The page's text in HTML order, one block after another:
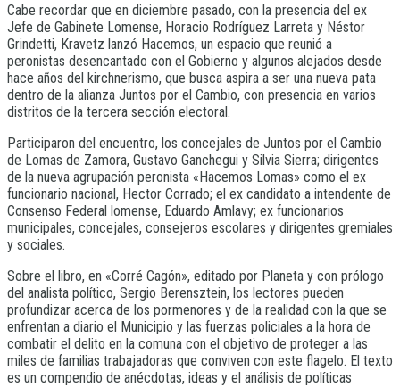
Cabe recordar que en diciembre pasado, con la presencia del ex
Jefe de Gabinete Lomense, Horacio Rodríguez Larreta y Néstor
Grindetti, Kravetz lanzó Hacemos, un espacio que reunió a
peronistas desencantado con el Gobierno y algunos alejados desde
hace años del kirchnerismo, que busca aspira a ser una nueva pata
dentro de la alianza Juntos por el Cambio, con presencia en varios
distritos de la tercera sección electoral.
Participaron del encuentro, los concejales de Juntos por el Cambio
de Lomas de Zamora, Gustavo Ganchegui y Silvia Sierra; dirigentes
de la nueva agrupación peronista «Hacemos Lomas» como el ex
funcionario nacional, Hector Corrado; el ex candidato a intendente de
Consenso Federal lomense, Eduardo Amlavy; ex funcionarios
municipales, concejales, consejeros escolares y dirigentes gremiales
y sociales.
Sobre el libro, en «Corré Cagón», editado por Planeta y con prólogo
del analista político, Sergio Berensztein, los lectores pueden
profundizar acerca de los pormenores y de la realidad con la que se
enfrentan a diario el Municipio y las fuerzas policiales a la hora de
combatir el delito en la comuna con el objetivo de proteger a las
miles de familias trabajadoras que conviven con este flagelo. El texto
es un compendio de anécdotas, ideas y el análisis de políticas